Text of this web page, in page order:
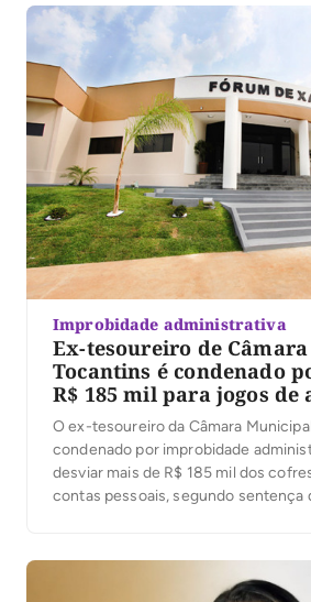
avenidas de cinco setores da cidade.
investimento […]
Improbidade administrativa
Ex-tesoureiro de
Tocantins é condenado
R$ 185 mil para jogos de
O ex-tesoureiro da Câmara
condenado por improbidade
desviar mais de R$ 185 mil dos
contas pessoais, segundo sentença
Xambioá. De acordo com o